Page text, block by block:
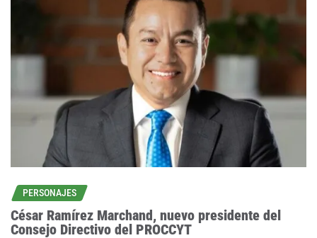
PERSONAJES
César Ramírez Marchand, nuevo presidente del
Consejo Directivo del PROCCYT